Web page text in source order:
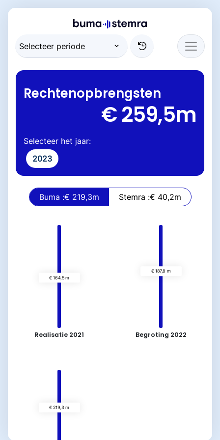
Rechtenopbrengsten
€ 259,5m
Selecteer het jaar:
2023
Buma :€ 219,3m Stemra :€ 40,2m
Realisatie 2021 Begroting 2022